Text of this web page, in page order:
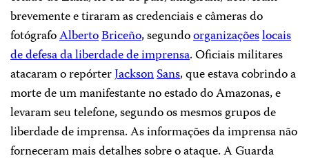
brevemente e tiraram as credenciais e câmeras do
fotógrafoAlbertoBriceño, segundoorganizaçõeslocais
de defesa da liberdade de imprensa. Oficiais militares
atacaram o repórterJacksonSans, que estava cobrindo a
morte de um manifestante no estado do Amazonas, e
levaram seu telefone, segundo os mesmos grupos de
liberdade de imprensa. As informações da imprensa não
forneceram mais detalhes sobre o ataque. A Guarda